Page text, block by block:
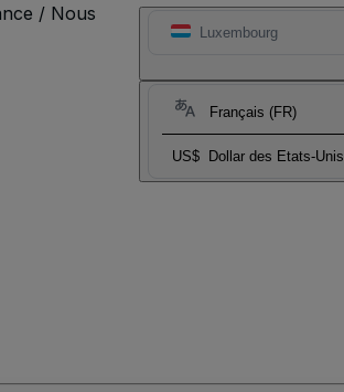
Luxembourg
Français (FR)
US$ Dollar des Etats-Unis
/ Nous